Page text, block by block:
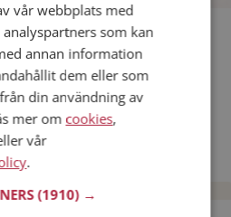
:Tom,Niklas,Niclas
vår webbplats med
som kan
annan information
dem eller som
din användning av
mer om cookies,
vår
.
(1910) →